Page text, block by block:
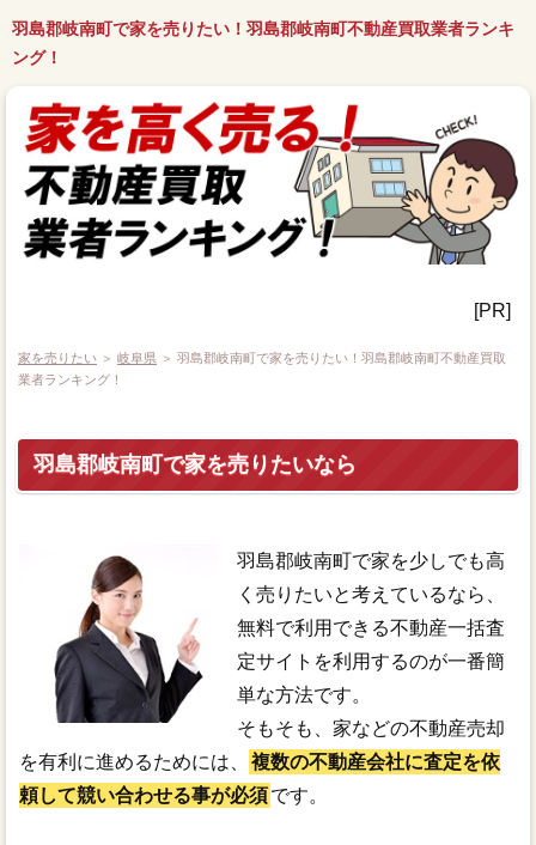
羽島郡岐南町で家を売りたい！羽島郡岐南町不動産買取業者ランキ
ング！
[PR]
家を売りたい ＞ 岐阜県 ＞ 羽島郡岐南町で家を売りたい！羽島郡岐南町不動産買取
業者ランキング！
羽島郡岐南町で家を売りたいなら
羽島郡岐南町で家を少しでも高
く売りたいと考えているなら、
無料で利用できる不動産一括査
定サイトを利用するのが一番簡
単な方法です。
そもそも、家などの不動産売却
を有利に進めるためには、
複数の不動産会社に査定を依
頼して競い合わせる事が必須です。